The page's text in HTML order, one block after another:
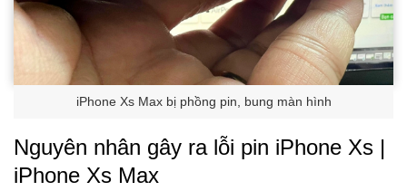
iPhone Xs Max bị phồng pin, bung màn hình
Nguyên nhân gây ra lỗi pin iPhone Xs |
iPhone Xs Max